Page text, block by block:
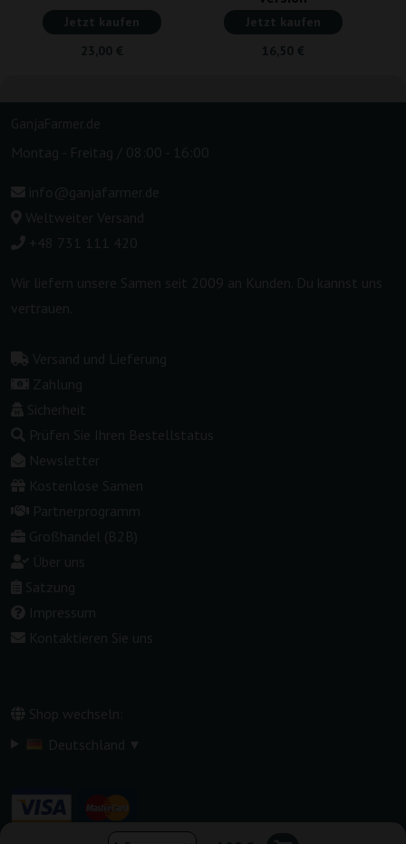
Jetzt kaufen
23,00 €
Jetzt kaufen
16,50 €
GanjaFarmer.de
Montag - Freitag / 08:00 - 16:00
info@ganjafarmer.de
Weltweiter Versand
+48 731 111 420
Wir liefern unsere Samen seit 2009 an Kunden. Du kannst uns
vertrauen.
Versand und Lieferung
Zahlung
Sicherheit
Prüfen Sie Ihren Bestellstatus
Newsletter
Kostenlose Samen
Partnerprogramm
Großhandel (B2B)
Über uns
Satzung
Impressum
Kontaktieren Sie uns
Shop wechseln:
Deutschland ▾